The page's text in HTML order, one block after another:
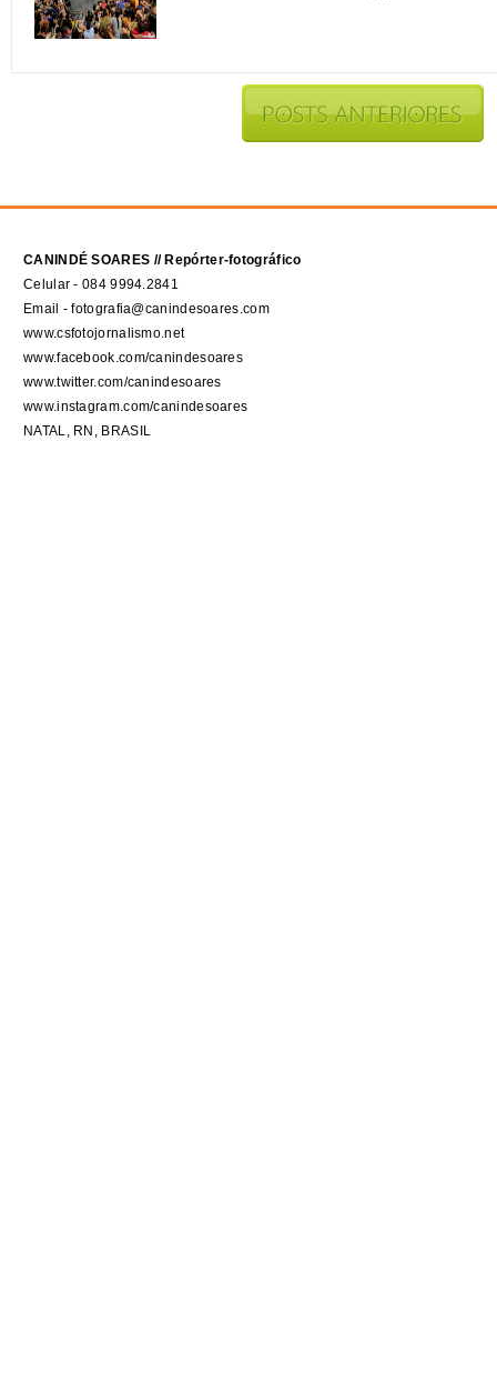
CANINDÉ SOARES // Repórter-fotográfico
Celular - 084 9994.2841
Email - fotografia@canindesoares.com
www.csfotojornalismo.net
www.facebook.com/canindesoares
www.twitter.com/canindesoares
www.instagram.com/canindesoares
NATAL, RN, BRASIL